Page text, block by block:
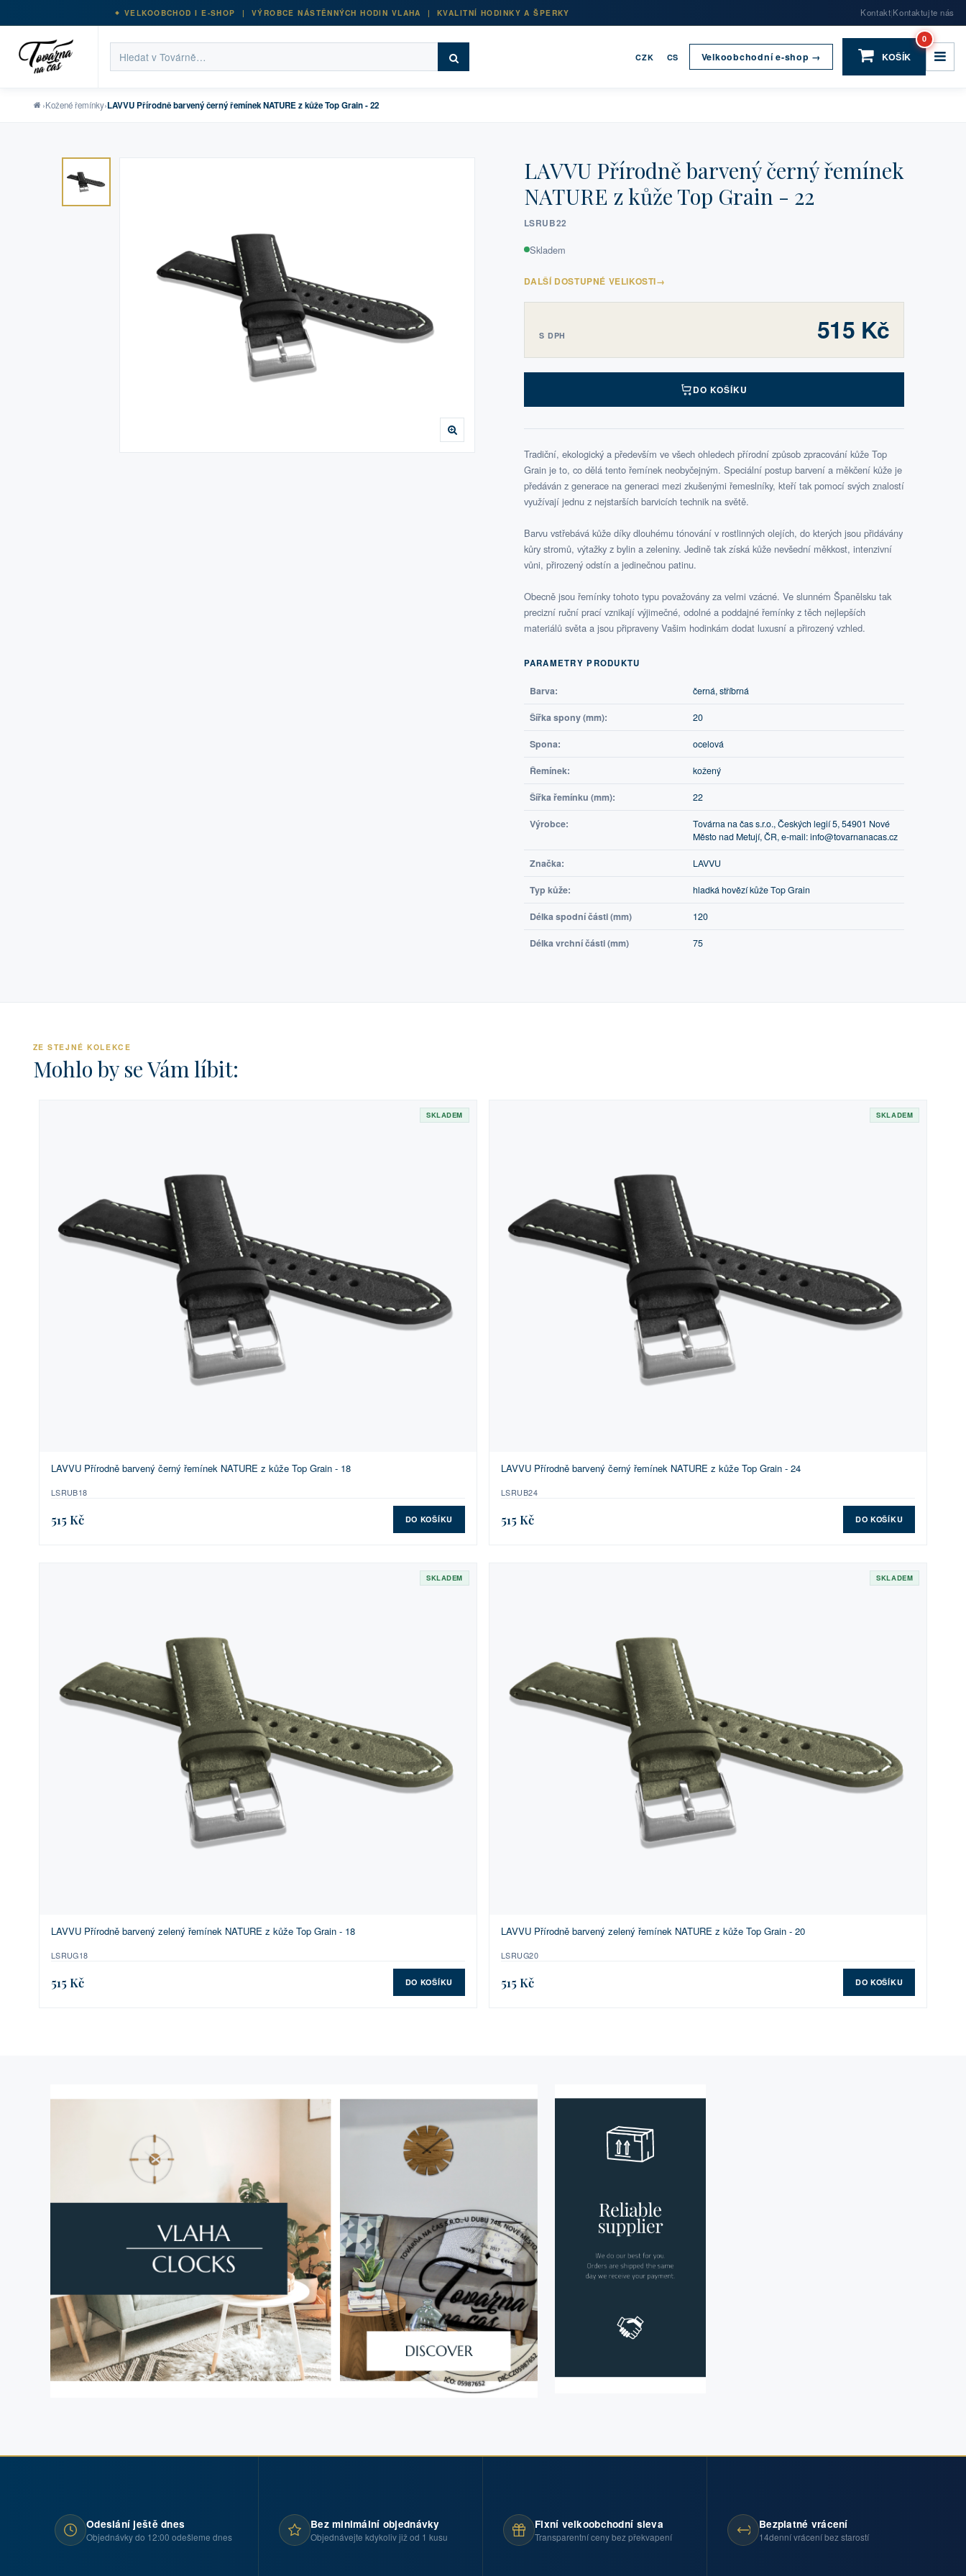
VELKOOBCHOD I E-SHOP | VÝROBCE NÁSTĚNNÝCH HODIN VLAHA | KVALITNÍ HODINKY A ŠPERKY Kontakt|Kontaktujte nás
CZK CS Velkoobchodní e-shop → KOŠÍK
0
›Kožené řemínky›LAVVU Přírodně barvený černý řemínek NATURE z kůže Top Grain - 22
LAVVU Přírodně barvený černý řemínek
NATURE z kůže Top Grain - 22
LSRUB22
Skladem
DALŠÍ DOSTUPNÉ VELIKOSTI→
S DPH 515 Kč
DO KOŠÍKU
Tradiční, ekologický a především ve všech ohledech přírodní způsob zpracování kůže Top
Grain je to, co dělá tento řemínek neobyčejným. Speciální postup barvení a měkčení kůže je
předáván z generace na generaci mezi zkušenými řemeslníky, kteří tak pomocí svých znalostí
využívají jednu z nejstarších barvicích technik na světě.
Barvu vstřebává kůže díky dlouhému tónování v rostlinných olejích, do kterých jsou přidávány
kůry stromů, výtažky z bylin a zeleniny. Jedině tak získá kůže nevšední měkkost, intenzivní
vůni, přirozený odstín a jedinečnou patinu.
Obecně jsou řemínky tohoto typu považovány za velmi vzácné. Ve slunném Španělsku tak
precizní ruční prací vznikají výjimečné, odolné a poddajné řemínky z těch nejlepších
materiálů světa a jsou připraveny Vašim hodinkám dodat luxusní a přirozený vzhled.
PARAMETRY PRODUKTU
Barva: černá, stříbrná
Šířka spony (mm): 20
Spona: ocelová
Řemínek: kožený
Šířka řemínku (mm): 22
Výrobce:
Továrna na čas s.r.o., Českých legií 5, 54901 Nové
Město nad Metují, ČR, e-mail: info@tovarnanacas.cz
Značka: LAVVU
Typ kůže: hladká hovězí kůže Top Grain
Délka spodní části (mm) 120
Délka vrchní části (mm) 75
ZE STEJNÉ KOLEKCE
Mohlo by se Vám líbit:
SKLADEM
LAVVU Přírodně barvený černý řemínek NATURE z kůže Top Grain - 18
LSRUB18
515 Kč DO KOŠÍKU
SKLADEM
LAVVU Přírodně barvený černý řemínek NATURE z kůže Top Grain - 24
LSRUB24
515 Kč DO KOŠÍKU
SKLADEM
LAVVU Přírodně barvený zelený řemínek NATURE z kůže Top Grain - 18
LSRUG18
515 Kč DO KOŠÍKU
SKLADEM
LAVVU Přírodně barvený zelený řemínek NATURE z kůže Top Grain - 20
LSRUG20
515 Kč DO KOŠÍKU
Odeslání ještě dnes
Objednávky do 12:00 odešleme dnes
Bez minimální objednávky
Objednávejte kdykoliv již od 1 kusu
Fixní velkoobchodní sleva
Transparentní ceny bez překvapení
Bezplatné vrácení
14denní vrácení bez starostí